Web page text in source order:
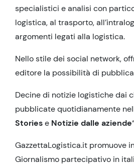
specialistici e analisi con
logistica, al trasporto,
argomenti legati alla logistica.
Nello stile dei social network,
editore la possibilità di
Decine di notizie logistiche dai
pubblicate quotidianamente
Storiese Notizie dalle aziende
GazzettaLogistica.it promuove
Giornalismo partecipativo in